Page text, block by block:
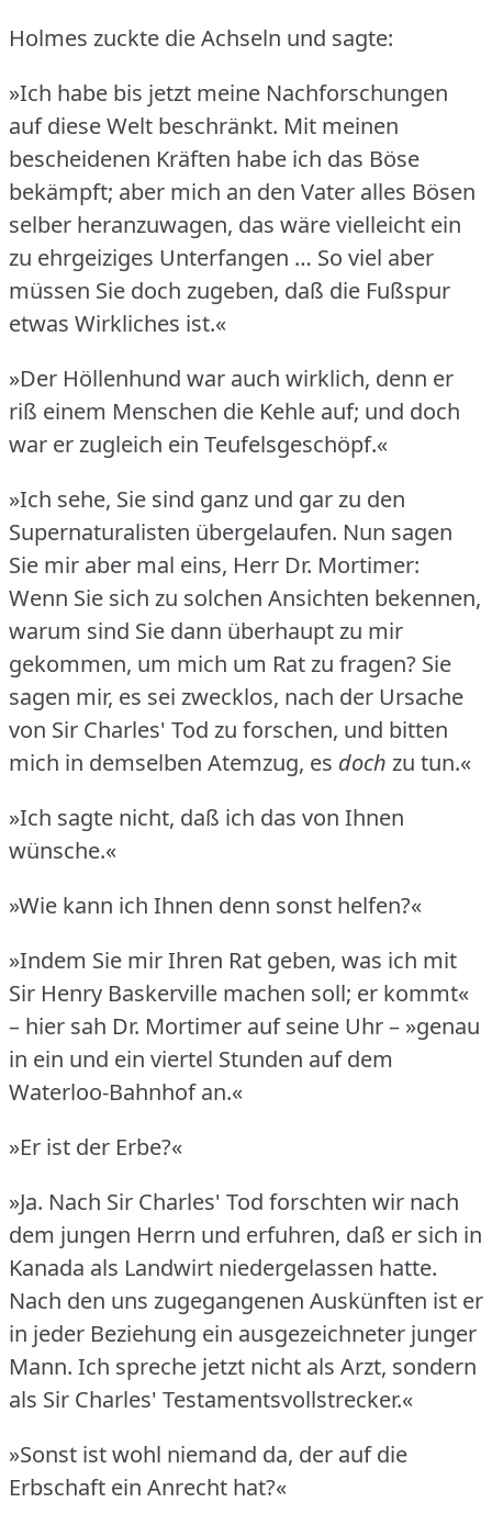
Holmes zuckte die Achseln und sagte:
»Ich habe bis jetzt meine Nachforschungen
auf diese Welt beschränkt. Mit meinen
bescheidenen Kräften habe ich das Böse
bekämpft; aber mich an den Vater alles Bösen
selber heranzuwagen, das wäre vielleicht ein
zu ehrgeiziges Unterfangen … So viel aber
müssen Sie doch zugeben, daß die Fußspur
etwas Wirkliches ist.«
»Der Höllenhund war auch wirklich, denn er
riß einem Menschen die Kehle auf; und doch
war er zugleich ein Teufelsgeschöpf.«
»Ich sehe, Sie sind ganz und gar zu den
Supernaturalisten übergelaufen. Nun sagen
Sie mir aber mal eins, Herr Dr. Mortimer:
Wenn Sie sich zu solchen Ansichten bekennen,
warum sind Sie dann überhaupt zu mir
gekommen, um mich um Rat zu fragen? Sie
sagen mir, es sei zwecklos, nach der Ursache
von Sir Charles' Tod zu forschen, und bitten
mich in demselben Atemzug, es doch zu tun.«
»Ich sagte nicht, daß ich das von Ihnen
wünsche.«
»Wie kann ich Ihnen denn sonst helfen?«
»Indem Sie mir Ihren Rat geben, was ich mit
Sir Henry Baskerville machen soll; er kommt«
– hier sah Dr. Mortimer auf seine Uhr – »genau
in ein und ein viertel Stunden auf dem
Waterloo-Bahnhof an.«
»Er ist der Erbe?«
»Ja. Nach Sir Charles' Tod forschten wir nach
dem jungen Herrn und erfuhren, daß er sich in
Kanada als Landwirt niedergelassen hatte.
Nach den uns zugegangenen Auskünften ist er
in jeder Beziehung ein ausgezeichneter junger
Mann. Ich spreche jetzt nicht als Arzt, sondern
als Sir Charles' Testamentsvollstrecker.«
»Sonst ist wohl niemand da, der auf die
Erbschaft ein Anrecht hat?«